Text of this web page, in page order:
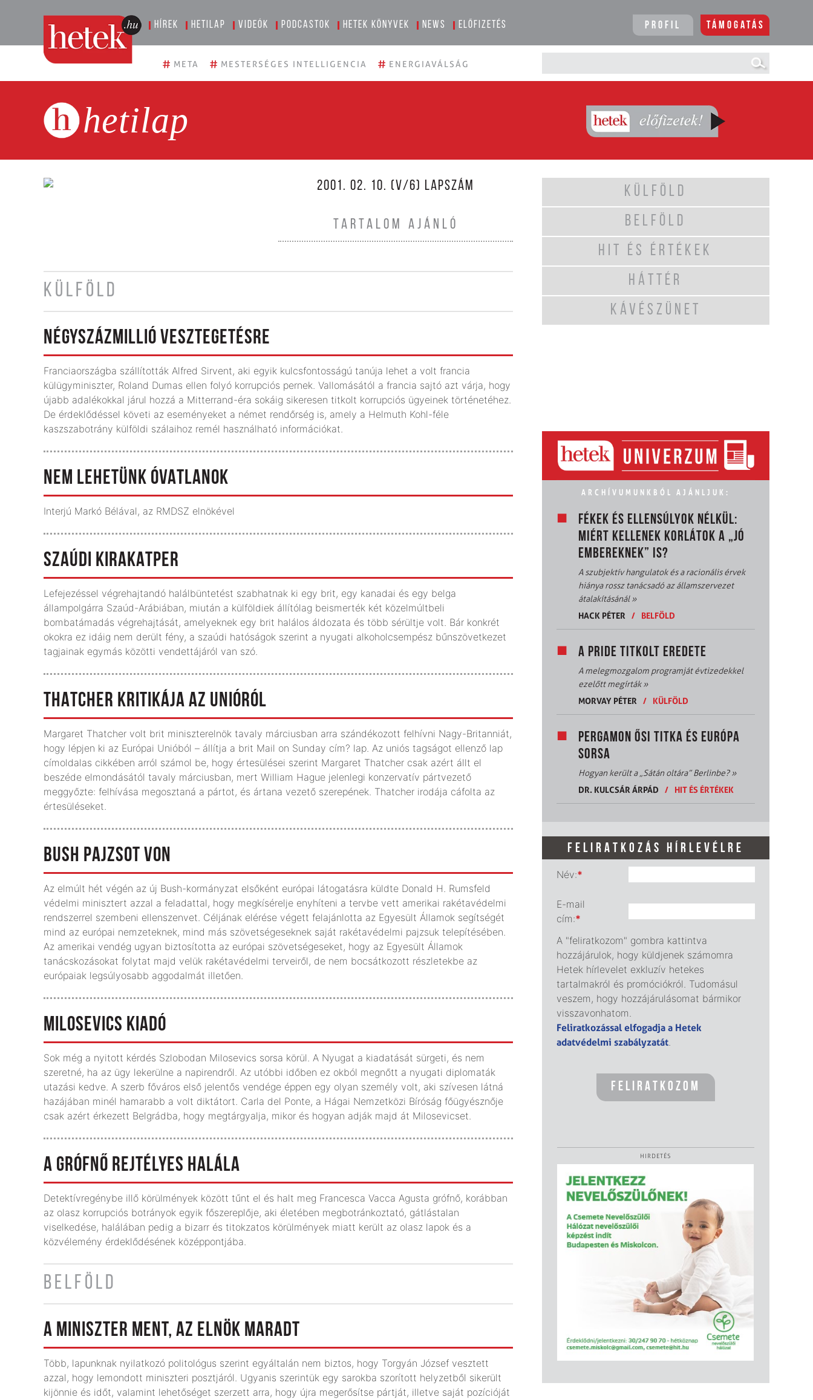
Hírek Hetilap Videók Podcastok Hetek könyvek News Előfizetés Profil Támogatás
# META # MESTERSÉGES INTELLIGENCIA # ENERGIAVÁLSÁG
hetilap
2001. 02. 10. (V/6) LAPSZÁM
TARTALOM AJÁNLÓ
KÜLFÖLD
NÉGYSZÁZMILLIÓ VESZTEGETÉSRE
Franciaországba szállították Alfred Sirvent, aki egyik kulcsfontosságú tanúja lehet a volt francia
külügyminiszter, Roland Dumas ellen folyó korrupciós pernek. Vallomásától a francia sajtó azt várja, hogy
újabb adalékokkal járul hozzá a Mitterrand-éra sokáig sikeresen titkolt korrupciós ügyeinek történetéhez.
De érdeklődéssel követi az eseményeket a német rendőrség is, amely a Helmuth Kohl-féle
kaszszabotrány külföldi szálaihoz remél használható információkat.
NEM LEHETÜNK ÓVATLANOK
Interjú Markó Bélával, az RMDSZ elnökével
SZAÚDI KIRAKATPER
Lefejezéssel végrehajtandó halálbüntetést szabhatnak ki egy brit, egy kanadai és egy belga
állampolgárra Szaúd-Arábiában, miután a külföldiek állítólag beismerték két közelmúltbeli
bombatámadás végrehajtását, amelyeknek egy brit halálos áldozata és több sérültje volt. Bár konkrét
okokra ez idáig nem derült fény, a szaúdi hatóságok szerint a nyugati alkoholcsempész bűnszövetkezet
tagjainak egymás közötti vendettájáról van szó.
THATCHER KRITIKÁJA AZ UNIÓRÓL
Margaret Thatcher volt brit miniszterelnök tavaly márciusban arra szándékozott felhívni Nagy-Britanniát,
hogy lépjen ki az Európai Unióból – állítja a brit Mail on Sunday cím? lap. Az uniós tagságot ellenző lap
címoldalas cikkében arról számol be, hogy értesülései szerint Margaret Thatcher csak azért állt el
beszéde elmondásától tavaly márciusban, mert William Hague jelenlegi konzervatív pártvezető
meggyőzte: felhívása megosztaná a pártot, és ártana vezető szerepének. Thatcher irodája cáfolta az
értesüléseket.
BUSH PAJZSOT VON
Az elmúlt hét végén az új Bush-kormányzat elsőként európai látogatásra küldte Donald H. Rumsfeld
védelmi minisztert azzal a feladattal, hogy megkísérelje enyhíteni a tervbe vett amerikai rakétavédelmi
rendszerrel szembeni ellenszenvet. Céljának elérése végett felajánlotta az Egyesült Államok segítségét
mind az európai nemzeteknek, mind más szövetségeseknek saját rakétavédelmi pajzsuk telepítésében.
Az amerikai vendég ugyan biztosította az európai szövetségeseket, hogy az Egyesült Államok
tanácskozásokat folytat majd velük rakétavédelmi terveiről, de nem bocsátkozott részletekbe az
európaiak legsúlyosabb aggodalmát illetően.
MILOSEVICS KIADÓ
Sok még a nyitott kérdés Szlobodan Milosevics sorsa körül. A Nyugat a kiadatását sürgeti, és nem
szeretné, ha az ügy lekerülne a napirendről. Az utóbbi időben ez okból megnőtt a nyugati diplomaták
utazási kedve. A szerb főváros első jelentős vendége éppen egy olyan személy volt, aki szívesen látná
hazájában minél hamarabb a volt diktátort. Carla del Ponte, a Hágai Nemzetközi Bíróság főügyésznője
csak azért érkezett Belgrádba, hogy megtárgyalja, mikor és hogyan adják majd át Milosevicset.
A GRÓFNŐ REJTÉLYES HALÁLA
Detektívregénybe illő körülmények között tűnt el és halt meg Francesca Vacca Agusta grófnő, korábban
az olasz korrupciós botrányok egyik főszereplője, aki életében megbotránkoztató, gátlástalan
viselkedése, halálában pedig a bizarr és titokzatos körülmények miatt került az olasz lapok és a
közvélemény érdeklődésének középpontjába.
BELFÖLD
A MINISZTER MENT, AZ ELNÖK MARADT
Több, lapunknak nyilatkozó politológus szerint egyáltalán nem biztos, hogy Torgyán József vesztett
azzal, hogy lemondott miniszteri posztjáról. Ugyanis szerintük egy sarokba szorított helyzetből sikerült
kijönnie és időt, valamint lehetőséget szerzett arra, hogy újra megerősítse pártját, illetve saját pozícióját
KÜLFÖLD
BELFÖLD
HIT ÉS ÉRTÉKEK
HÁTTÉR
KÁVÉSZÜNET
ARCHÍVUMUNKBÓL AJÁNLJUK:
FÉKEK ÉS ELLENSÚLYOK NÉLKÜL:
MIÉRT KELLENEK KORLÁTOK A „JÓ
EMBEREKNEK” IS?
A szubjektív hangulatok és a racionális érvek
hiánya rossz tanácsadó az államszervezet
átalakításánál»
HACK PÉTER
/ BELFÖLD
A PRIDE TITKOLT EREDETE
A melegmozgalom programját évtizedekkel
ezelőtt megírták»
MORVAY PÉTER
/ KÜLFÖLD
PERGAMON ŐSI TITKA ÉS EURÓPA
SORSA
Hogyan került a „Sátán oltára” Berlinbe?»
DR. KULCSÁR ÁRPÁD
/ HIT ÉS ÉRTÉKEK
FELIRATKOZÁS HÍRLEVÉLRE
Név:*
E-mail
cím:*
A "feliratkozom" gombra kattintva
hozzájárulok, hogy küldjenek számomra
Hetek hírlevelet exkluzív hetekes
tartalmakról és promóciókról. Tudomásul
veszem, hogy hozzájárulásomat bármikor
visszavonhatom.
Feliratkozással elfogadja a Hetek
adatvédelmi szabályzatát.
HIRDETÉS